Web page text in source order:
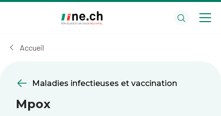
cookies
Accueil
Maladies infectieuses et vaccination
Mpox